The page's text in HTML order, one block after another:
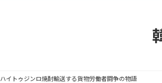
ハイトゥジンロ焼酎輸送する貨物労働者闘争の物語